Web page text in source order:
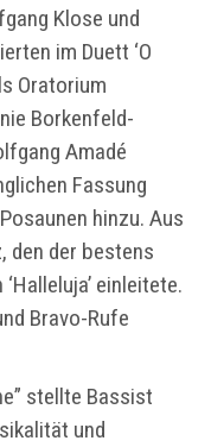
Klose und
im Duett ‘O
Oratorium
Borkenfeld-
Amadé
Fassung
hinzu. Aus
den der bestens
einleitete.
Bravo-Rufe
stellte Bassist
und